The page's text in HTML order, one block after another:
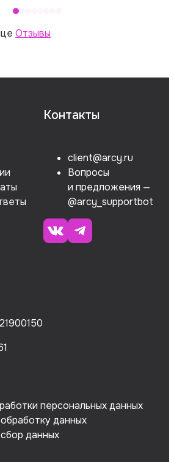
Отзывы
Контакты
client@arcy.ru
Вопросы
и предложения —
@arcy_supportbot
персональных данных
данных
данных